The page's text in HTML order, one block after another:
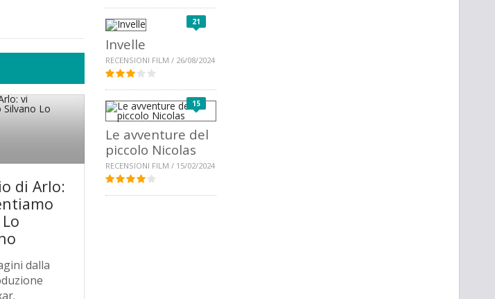
di Arlo:
dalla
21
Invelle
RECENSIONI FILM / 26/08/2024
15
Le avventure del
piccolo Nicolas
RECENSIONI FILM / 15/02/2024